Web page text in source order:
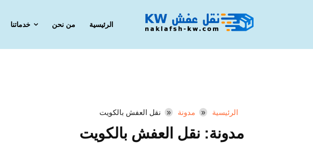
الرئيسية من نحن خدماتنا
الرئيسية مدونة نقل العفش بالكويت
مدونة: نقل العفش بالكويت